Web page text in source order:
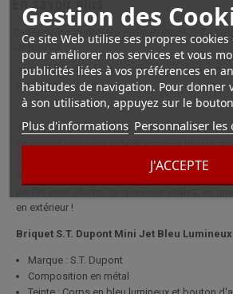
Gestion des
Ce site Web utilise ses propres
pour améliorer nos services et vous
publicités liées à vos préférences en
habitudes de navigation. Pour donner
à son utilisation, appuyez sur le
Plus d'informations Personnaliser les
J'ACCEPTE
En savoir plus
Description complète pour Briquet S.T.
Lumineux
Immergez-vous dans un éclat de couleur avec
Mini Jet Bleu Lumineux.
Inspiré par les tendances récentes de la mode
ce briquet représente dynamisme et fluidité.
bleu fluo éclatant et ses détails en noir mat
élégante à votre quotidien. Équipé d'une
en extérieur !
Briquet S.T. Dupont Mini Jet Bleu Lumineux
Marque : S.T. Dupont
Composition en métal